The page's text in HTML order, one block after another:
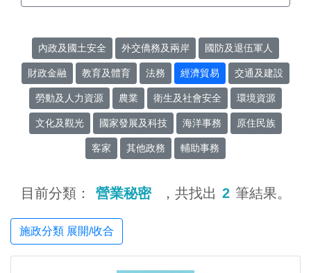
內政及國土安全 外交僑務及兩岸 國防及退伍軍人
財政金融 教育及體育 法務 經濟貿易 交通及建設
勞動及人力資源 農業 衛生及社會安全 環境資源
文化及觀光 國家發展及科技 海洋事務 原住民族
客家 其他政務 輔助事務
目前分類： 營業秘密 ，共找出 2 筆結果。
施政分類 展開/收合